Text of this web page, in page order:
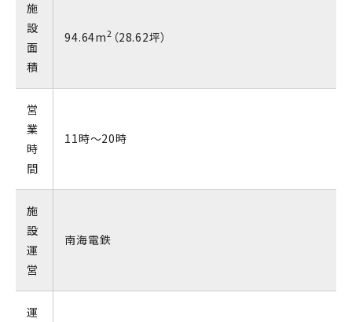
施
設
面
積
94.64m2 （28.62坪）
営
業
時
間
11時～20時
施
設
運
営
南海電鉄
運